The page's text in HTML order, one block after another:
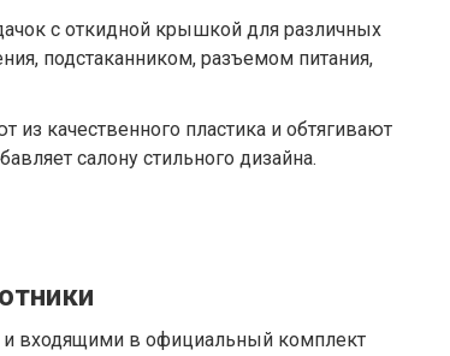
с откидной крышкой для различных
подстаканником, разъемом питания,
из качественного пластика и обтягивают
салону стильного дизайна.
входящими в официальный комплект